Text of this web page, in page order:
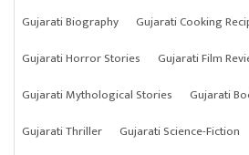
Gujarati Biography
Gujarati Cooking
Gujarati Horror Stories
Gujarati Film
Gujarati Mythological Stories
Gujarati
Gujarati Thriller
Gujarati Science-Fiction